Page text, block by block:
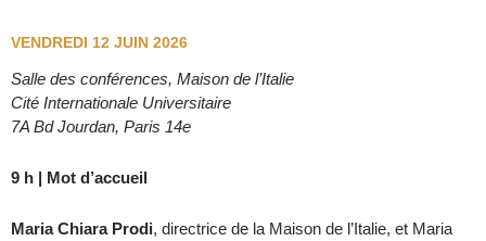
VENDREDI 12 JUIN 2026
Salle des conférences, Maison de l’Italie
Cité Internationale Universitaire
7A Bd Jourdan, Paris 14e
9 h | Mot d’accueil
Maria Chiara Prodi, directrice de la Maison de l’Italie, et Maria